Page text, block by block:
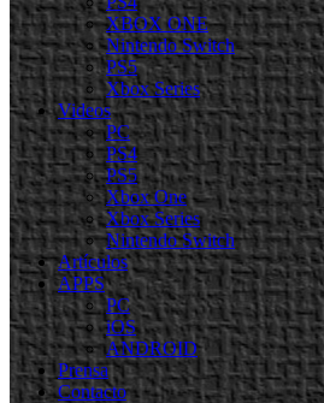
XBOX ONE
Nintendo Switch
PS5
Xbox Series
Videos
PC
PS4
PS5
Xbox One
Xbox Series
Nintendo Switch
Artículos
APPS
PC
iOS
ANDROID
Prensa
Contacto